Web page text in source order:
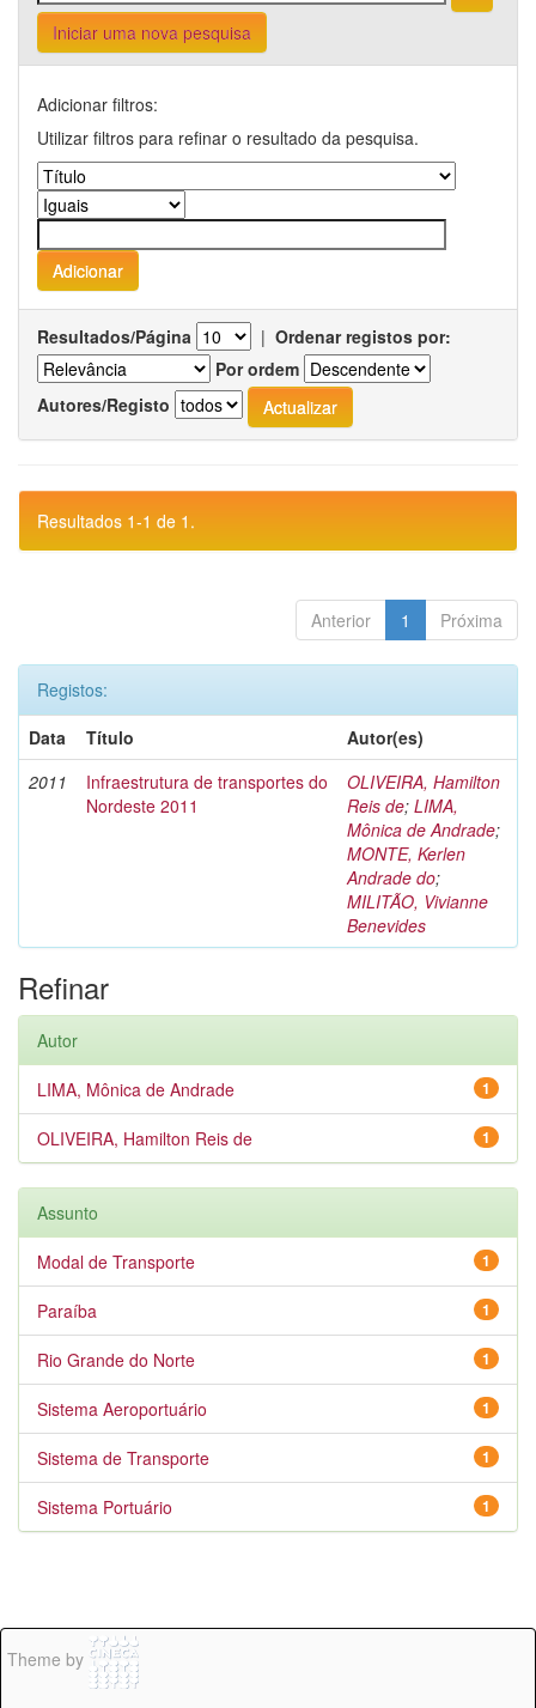
Iniciar uma nova pesquisa
Adicionar filtros:
Utilizar filtros para refinar o resultado da pesquisa.
Resultados/Página | Ordenar registos por:
Por ordem
Autores/Registo
Resultados 1-1 de 1.
Anterior 1 Próxima
Registos:
Data
Título
Autor(es)
2011
Infraestrutura de transportes do
Nordeste 2011
OLIVEIRA, Hamilton
Reis de; LIMA,
Mônica de Andrade;
MONTE, Kerlen
Andrade do;
MILITÃO, Vivianne
Benevides
Refinar
Autor
1
LIMA, Mônica de Andrade
1
OLIVEIRA, Hamilton Reis de
Assunto
1
Modal de Transporte
1
Paraíba
1
Rio Grande do Norte
1
Sistema Aeroportuário
1
Sistema de Transporte
1
Sistema Portuário
Theme by